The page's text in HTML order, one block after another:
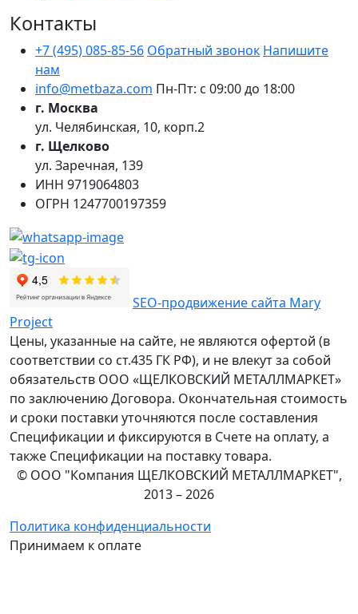
Контакты
+7 (495) 085-85-56 Обратный звонок Напишите
нам
info@metbaza.com Пн-Пт: с 09:00 до 18:00
г. Москва
ул. Челябинская, 10, корп.2
г. Щелково
ул. Заречная, 139
ИНН 9719064803
ОГРН 1247700197359
SEO-продвижение сайта Mary
Project
Цены, указанные на сайте, не являются офертой (в
соответствии со ст.435 ГК РФ), и не влекут за собой
обязательств ООО «ЩЕЛКОВСКИЙ МЕТАЛЛМАРКЕТ»
по заключению Договора. Окончательная стоимость
и сроки поставки уточняются после составления
Спецификации и фиксируются в Счете на оплату, а
также Спецификации на поставку товара.
© ООО "Компания ЩЕЛКОВСКИЙ МЕТАЛЛМАРКЕТ",
2013 – 2026
Политика конфиденциальности
Принимаем к оплате